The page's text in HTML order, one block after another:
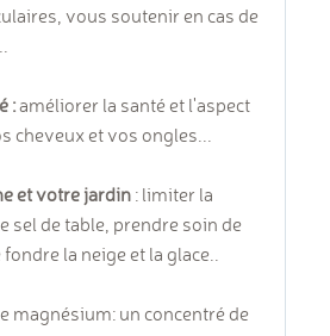
vous soutenir en cas de
:améliorer la santé et l'aspect
cheveux et vos ongles...
et votre jardin : limiter la
sel de table, prendre soin de
la neige et la glace..
magnésium: un concentré de